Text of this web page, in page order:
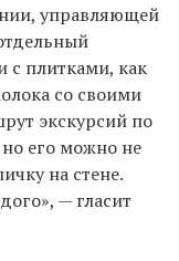
управляющей
с плитками, как
со своими
экскурсий по
но его можно не
на стене.
— гласит